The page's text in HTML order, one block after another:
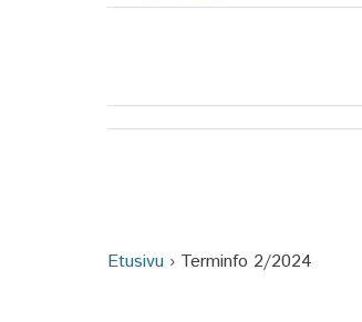
Etusivu › Terminfo 2/2024